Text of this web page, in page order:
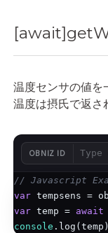
温度センサの値を
温度は摂氏で返さ
OBNIZ ID
// Javascript
var tempsens =
var temp = await
console